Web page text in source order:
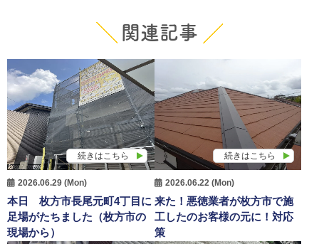
関連記事
続きはこちら
2026.06.29 (Mon)
本日 枚方市長尾元町4丁目に
足場がたちました（枚方市の
現場から）
続きはこちら
2026.06.22 (Mon)
来た！悪徳業者が枚方市で施
工したのお客様の元に！対応
策